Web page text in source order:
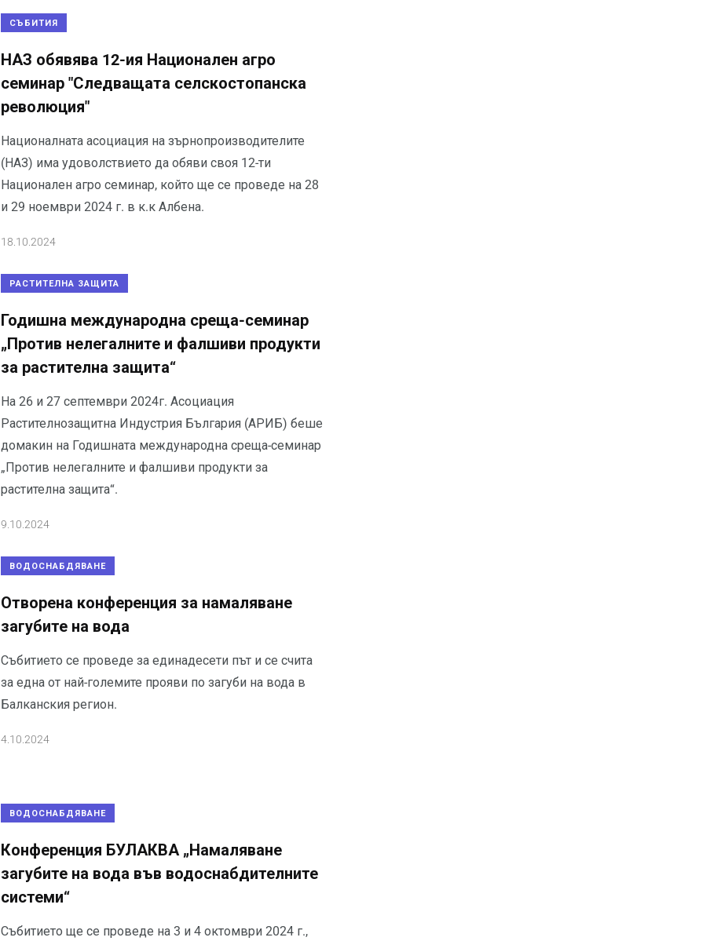
СЪБИТИЯ
НАЗ обявява 12-ия Национален агро
семинар "Следващата селскостопанска
революция"
Националната асоциация на зърнопроизводителите
(НАЗ) има удоволствието да обяви своя 12-ти
Национален агро семинар, който ще се проведе на 28
и 29 ноември 2024 г. в к.к Албена.
18.10.2024
РАСТИТЕЛНА ЗАЩИТА
Годишна международна среща-семинар
„Против нелегалните и фалшиви продукти
за растителна защита“
На 26 и 27 септември 2024г. Асоциация
Растителнозащитна Индустрия България (АРИБ) беше
домакин на Годишната международна среща-семинар
„Против нелегалните и фалшиви продукти за
растителна защита“.
9.10.2024
ВОДОСНАБДЯВАНЕ
Отворена конференция за намаляване
загубите на вода
Събитието се проведе за единадесети път и се счита
за една от най-големите прояви по загуби на вода в
Балканския регион.
4.10.2024
ВОДОСНАБДЯВАНЕ
Конференция БУЛАКВА „Намаляване
загубите на вода във водоснабдителните
системи“
Събитието ще се проведе на 3 и 4 октомври 2024 г.,